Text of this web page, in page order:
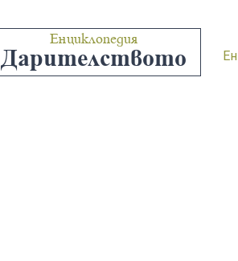
Енциклопедия
Дарителството